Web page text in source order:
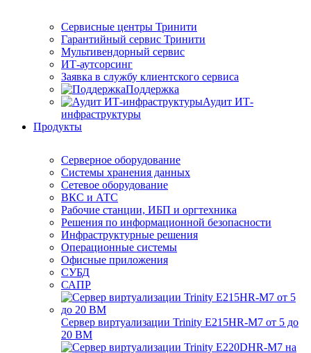
Сервисные центры Тринити
Гарантийный сервис Тринити
Мультивендорный сервис
ИТ-аутсорсинг
Заявка в службу клиентского сервиса
Поддержка
Аудит ИТ-
инфраструктуры
Продукты
Серверное оборудование
Системы хранения данных
Сетевое оборудование
ВКС и АТС
Рабочие станции, ИБП и оргтехника
Решения по информационной безопасности
Инфраструктурные решения
Операционные системы
Офисные приложения
СУБД
САПР
Сервер виртуализации Trinity E215HR-M7 от 5 до
20 ВМ